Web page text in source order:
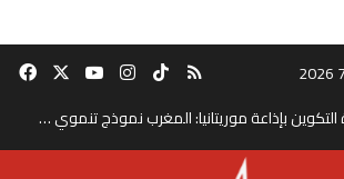
‫YouTubeانستقرام‫TikTok
ملخص الموقع RSS
مديرة التكوين بإذاعة موريتانيا: المغرب نموذج تنموي رائد في إفريقيا والعالم العربي